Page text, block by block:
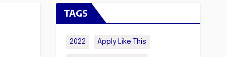
TAGS
2022 Apply Like This